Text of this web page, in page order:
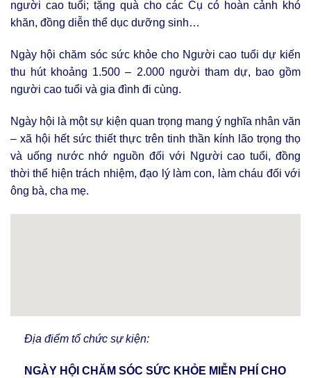
người cao tuổi; tặng quà cho các Cụ có hoàn cảnh khó
khăn, đồng diễn thể dục dưỡng sinh…
Ngày hội chăm sóc sức khỏe cho Người cao tuổi dự kiến
thu hút khoảng 1.500 – 2.000 người tham dự, bao gồm
người cao tuổi và gia đình đi cùng.
Ngày hội là một sự kiện quan trọng mang ý nghĩa nhân văn
– xã hội hết sức thiết thực trên tinh thần kính lão trọng thọ
và uống nước nhớ nguồn đối với Người cao tuổi, đồng
thời thể hiện trách nhiệm, đạo lý làm con, làm cháu đối với
ông bà, cha mẹ.
Địa điểm tổ chức sự kiện:
NGÀY HỘI CHĂM SÓC SỨC KHỎE MIỄN PHÍ CHO